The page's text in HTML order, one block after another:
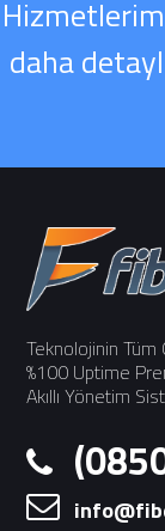
daha
Teknolojinin Tüm
%100 Uptime
Akıllı Yönetim